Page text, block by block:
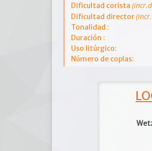
Dificultad corista
Dificultad director
Tonalidad :
Duración :
Uso litúrgico:
Número de coplas: